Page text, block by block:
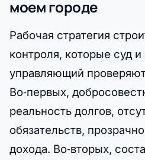
моем городе
Рабочая стратегия
контроля, которые суд
управляющий
Во‑первых,
реальность долгов,
обязательств,
дохода. Во‑вторых,